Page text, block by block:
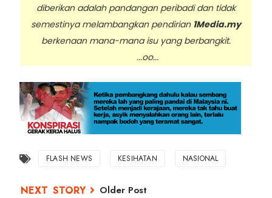
diberikan adalah pandangan peribadi dan tidak
semestinya melambangkan pendirian 1Media.my
berkenaan mana-mana isu yang berbangkit.
...oo...
FLASH NEWS KESIHATAN NASIONAL
Older Post